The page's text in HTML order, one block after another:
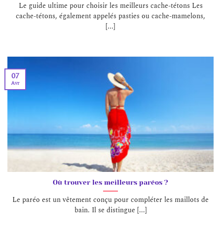
Le guide ultime pour choisir les meilleurs cache-tétons Les
cache-tétons, également appelés pasties ou cache-mamelons,
[...]
Où trouver les meilleurs paréos ?
Le paréo est un vêtement conçu pour compléter les maillots de
bain. Il se distingue [...]
07
Avr